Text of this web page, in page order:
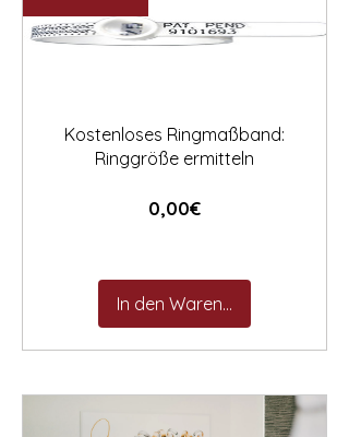
Kostenloses Ringmaßband:
Ringgröße ermitteln
0,00€Preis
In den Warenkorb